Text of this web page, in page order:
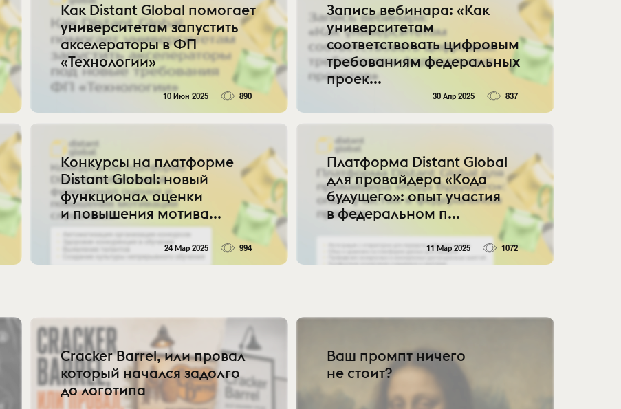
Как Distant Global помогает
университетам запустить
акселераторы в ФП
«Технологии»
10 Июн 2025 890
Запись вебинара: «Как
университетам
соответствовать цифровым
требованиям федеральных
проек...
30 Апр 2025 837
Конкурсы на платформе
Distant Global: новый
функционал оценки
и повышения мотива...
24 Мар 2025 994
Платформа Distant Global
для провайдера «Кода
будущего»: опыт участия
в федеральном п...
11 Мар 2025 1072
Cracker Barrel, или провал
который начался задолго
до логотипа
Ваш промпт ничего
не стоит?